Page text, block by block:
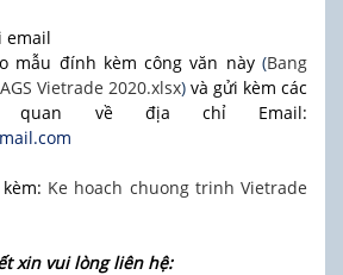
email
mẫu đính kèm công văn này (Bang
Vietrade 2020.xlsx) và gửi kèm các
về địa chỉ Email:
Ke hoach chuong trinh Vietrade
xin vui lòng liên hệ: